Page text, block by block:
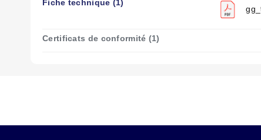
Fiche technique (1)
Certificats de conformité (1)